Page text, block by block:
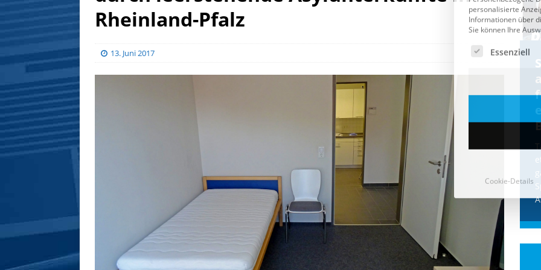
Rheinland-Pfalz
13. Juni 2017
der Wahl wieder Afghanen
einfliegen: Zeit für ein
Asylmoratorium!
Die Bundesregierung und die CDU
halten die Wähler für dumm! Weil die
Stimmung wegen der von Afghanen
verübten Anschläge kippte, wurden die
Flüge vor der[...]
Cookie-Details